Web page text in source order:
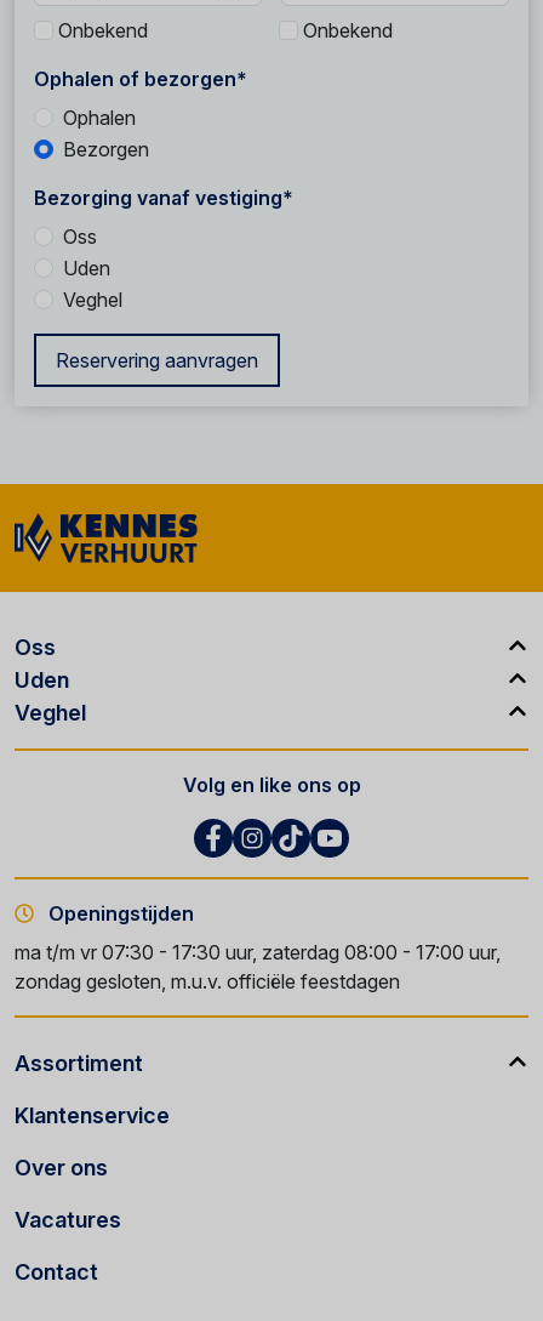
Onbekend
Onbekend
Ophalen of bezorgen*
Ophalen
Bezorgen
Bezorging vanaf vestiging*
Oss
Uden
Veghel
Reservering aanvragen
Oss
Uden
Veghel
Volg en like ons op
Openingstijden
ma t/m vr 07:30 - 17:30 uur, zaterdag 08:00 - 17:00 uur,
zondag gesloten, m.u.v. officiële feestdagen
Assortiment
Klantenservice
Over ons
Vacatures
Contact